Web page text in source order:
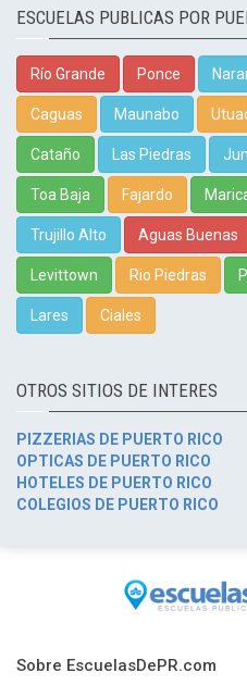
ESCUELAS PUBLICAS POR
Río Grande Ponce
Caguas Maunabo
Cataño Las Piedras
Toa Baja Fajardo
Trujillo Alto Aguas Buenas
Levittown Rio Piedras
Lares Ciales
OTROS SITIOS DE INTERES
PIZZERIAS DE PUERTO RICO
OPTICAS DE PUERTO RICO
HOTELES DE PUERTO RICO
COLEGIOS DE PUERTO RICO
Sobre EscuelasDePR.com